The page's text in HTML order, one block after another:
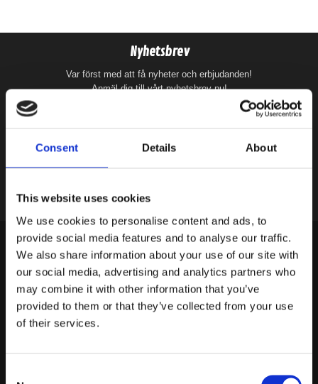
Consent Details About
This website uses cookies
We use cookies to personalise content and ads, to
provide social media features and to analyse our traffic.
We also share information about your use of our site with
our social media, advertising and analytics partners who
may combine it with other information that you’ve
provided to them or that they’ve collected from your use
of their services.
Nyhetsbrev
Var först med att få nyheter och erbjudanden!
Anmäl dig till vårt nyhetsbrev nu!
dB Akuten
Gruvgatan 31A
421 30 Västra Frölunda
Om oss